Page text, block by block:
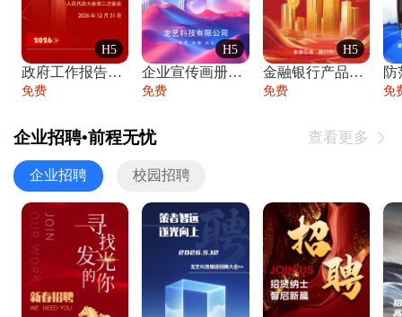
H5
政府工作报告政府年终工作总结
免费
H5
企业宣传画册公司简介产品介绍业务宣传手册
免费
H5
金融银行产品宣传手册企业宣传产品介绍
免费
防
免
企业招聘•前程无忧 查看更多 
企业招聘 校园招聘